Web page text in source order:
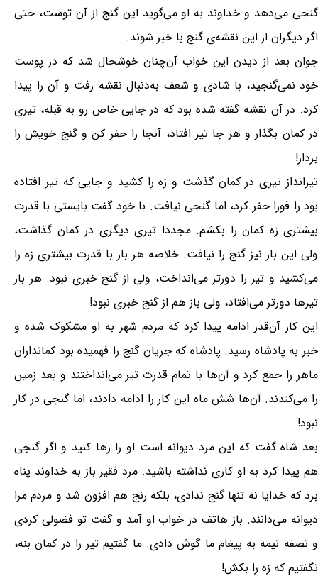
گنجی می‌دهد و خداوند به او می‌گوید این گنج از آن توست، حتی
اگر دیگران از این نقشه‌ی گنج با خبر شوند.
جوان بعد از دیدن این خواب آن‌چنان خوشحال شد که در پوست
خود نمی‌گنجید، با شادی و شعف به‌دنبال نقشه رفت و آن را پیدا
کرد. در آن نقشه گفته شده بود که در جایی خاص رو به قبله، تیری
در کمان بگذار و هر جا تیر افتاد، آنجا را حفر کن و گنج خویش را
بردار!
تیرانداز تیری در کمان گذشت و زه را کشید و جایی که تیر افتاده
بود را فورا حفر کرد، اما گنجی نیافت. با خود گفت بایستی با قدرت
بیشتری زه کمان را بکشم. مجددا تیری دیگری در کمان گذاشت،
ولی این بار نیز گنج را نیافت. خلاصه هر بار با قدرت بیشتری زه را
می‌کشید و تیر را دورتر می‌انداخت، ولی از گنج خبری نبود. هر بار
تیرها دورتر می‌افتاد، ولی باز هم از گنج خبری نبود!
این کار آن‌قدر ادامه پیدا کرد که مردم شهر به او مشکوک شده و
خبر به پادشاه رسید. پادشاه که جریان گنج را فهمیده بود کمانداران
ماهر را جمع کرد و آن‌ها با تمام قدرت تیر می‌انداختند و بعد زمین
را می‌کندند. آن‌ها شش ماه این کار را ادامه دادند، اما گنجی در کار
نبود!
بعد شاه گفت که این مرد دیوانه است او را رها کنید و اگر گنجی
هم پیدا کرد به او کاری نداشته باشید. مرد فقیر باز به خداوند پناه
برد که خدایا نه تنها گنج ندادی، بلکه رنج هم افزون شد و مردم مرا
دیوانه می‌دانند. باز هاتف در خواب او آمد و گفت تو فضولی کردی
و نصفه نیمه به پیغام ما گوش دادی. ما گفتیم تیر را در کمان بنه،
نگفتیم که زه را بکش!